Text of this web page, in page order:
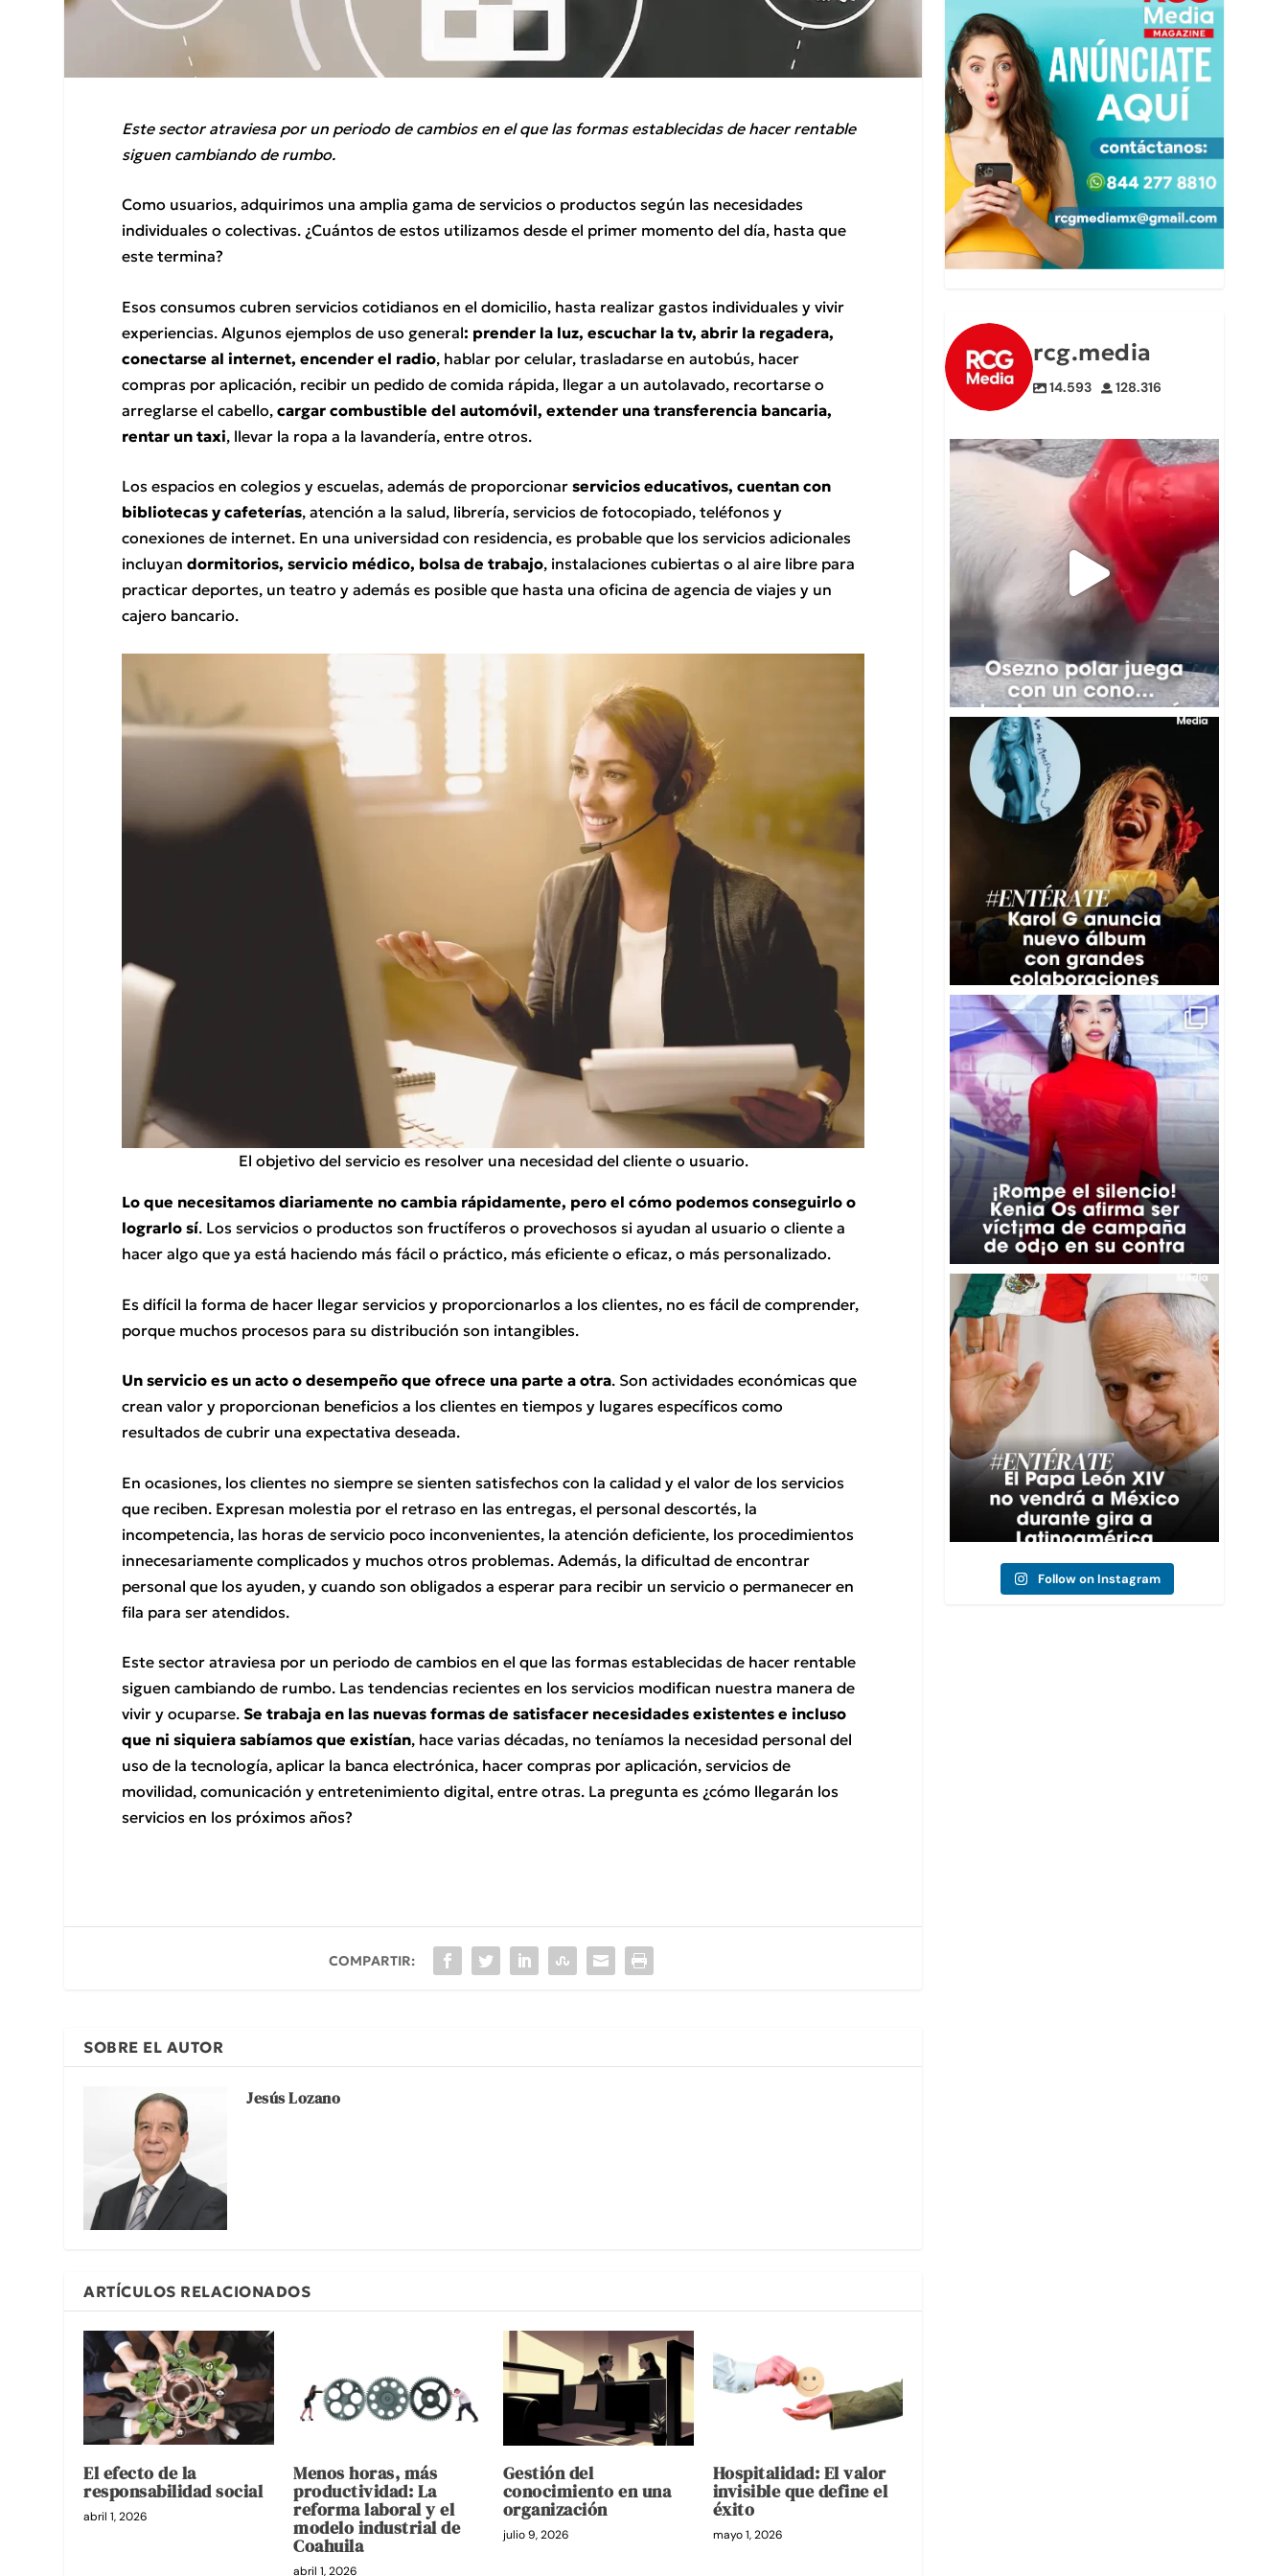
Este sector atraviesa por un periodo de cambios en el que las formas establecidas de hacer rentable
siguen cambiando de rumbo.
Como usuarios, adquirimos una amplia gama de servicios o productos según las necesidades
individuales o colectivas. ¿Cuántos de estos utilizamos desde el primer momento del día, hasta que
este termina?
Esos consumos cubren servicios cotidianos en el domicilio, hasta realizar gastos individuales y vivir
experiencias. Algunos ejemplos de uso general: prender la luz, escuchar la tv, abrir la regadera,
conectarse al internet, encender el radio, hablar por celular, trasladarse en autobús, hacer
compras por aplicación, recibir un pedido de comida rápida, llegar a un autolavado, recortarse o
arreglarse el cabello,cargar combustible del automóvil, extender una transferencia bancaria,
rentar un taxi, llevar la ropa a la lavandería, entre otros.
Los espacios en colegios y escuelas, además de proporcionarservicios educativos, cuentan con
bibliotecas y cafeterías, atención a la salud, librería, servicios de fotocopiado, teléfonos y
conexiones de internet. En una universidad con residencia, es probable que los servicios adicionales
incluyandormitorios, servicio médico, bolsa de trabajo, instalaciones cubiertas o al aire libre para
practicar deportes, un teatro y además es posible que hasta una oficina de agencia de viajes y un
cajero bancario.
El objetivo del servicio es resolver una necesidad del cliente o usuario.
Lo que necesitamos diariamente no cambia rápidamente, pero el cómo podemos conseguirlo o
lograrlo sí. Los servicios o productos son fructíferos o provechosos si ayudan al usuario o cliente a
hacer algo que ya está haciendo más fácil o práctico, más eficiente o eficaz, o más personalizado.
Es difícil la forma de hacer llegar servicios y proporcionarlos a los clientes, no es fácil de comprender,
porque muchos procesos para su distribución son intangibles.
Un servicio es un acto o desempeño que ofrece una parte a otra. Son actividades económicas que
crean valor y proporcionan beneficios a los clientes en tiempos y lugares específicos como
resultados de cubrir una expectativa deseada.
En ocasiones, los clientes no siempre se sienten satisfechos con la calidad y el valor de los servicios
que reciben. Expresan molestia por el retraso en las entregas, el personal descortés, la
incompetencia, las horas de servicio poco inconvenientes, la atención deficiente, los procedimientos
innecesariamente complicados y muchos otros problemas. Además, la dificultad de encontrar
personal que los ayuden, y cuando son obligados a esperar para recibir un servicio o permanecer en
fila para ser atendidos.
Este sector atraviesa por un periodo de cambios en el que las formas establecidas de hacer rentable
siguen cambiando de rumbo. Las tendencias recientes en los servicios modifican nuestra manera de
vivir y ocuparse. Se trabaja en las nuevas formas de satisfacer necesidades existentes e incluso
que ni siquiera sabíamos que existían, hace varias décadas, no teníamos la necesidad personal del
uso de la tecnología, aplicar la banca electrónica, hacer compras por aplicación, servicios de
movilidad, comunicación y entretenimiento digital, entre otras. La pregunta es ¿cómo llegarán los
servicios en los próximos años?
COMPARTIR:
SOBRE EL AUTOR
Jesús Lozano
ARTÍCULOS RELACIONADOS
El efecto de la
responsabilidad social
abril 1, 2026
Menos horas, más
productividad: La
reforma laboral y el
modelo industrial de
Coahuila
abril 1, 2026
Gestión del
conocimiento en una
organización
julio 9, 2026
Hospitalidad: El valor
invisible que define el
éxito
mayo 1, 2026
rcg.media
14.593 128.316
🐻‍❄️Un pequeño osezno polar del Zoológico de...
196 3
😱🎶Karol G reveló los detalles de su próximo
4
📲 A través de sus redes sociales, la cantante e...
36 2
🔆El papa León XIV no incluirá a México en su ...
35
Follow on Instagram